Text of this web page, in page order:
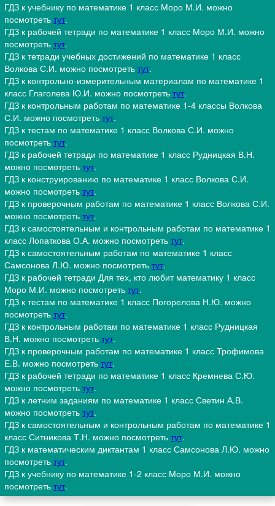
ГДЗ к учебнику по математике 1 класс Моро М.И. можно
посмотреть тут.
ГДЗ к рабочей тетради по математике 1 класс Моро М.И. можно
посмотреть тут.
ГДЗ к тетради учебных достижений по математике 1 класс
Волкова С.И. можно посмотреть тут.
ГДЗ к контрольно-измерительным материалам по математике 1
класс Глаголева Ю.И. можно посмотреть тут.
ГДЗ к контрольным работам по математике 1-4 классы Волкова
С.И. можно посмотреть тут.
ГДЗ к тестам по математике 1 класс Волкова С.И. можно
посмотреть тут.
ГДЗ к рабочей тетради по математике 1 класс Рудницкая В.Н.
можно посмотреть тут.
ГДЗ к конструированию по математике 1 класс Волкова С.И.
можно посмотреть тут.
ГДЗ к проверочным работам по математике 1 класс Волкова С.И.
можно посмотреть тут.
ГДЗ к самостоятельным и контрольным работам по математике 1
класс Лопаткова О.А. можно посмотреть тут.
ГДЗ к самостоятельным работам по математике 1 класс
Самсонова Л.Ю. можно посмотреть тут.
ГДЗ к рабочей тетради Для тех, кто любит математику 1 класс
Моро М.И. можно посмотреть тут.
ГДЗ к тестам по математике 1 класс Погорелова Н.Ю. можно
посмотреть тут.
ГДЗ к контрольным работам по математике 1 класс Рудницкая
В.Н. можно посмотреть тут.
ГДЗ к проверочным работам по математике 1 класс Трофимова
Е.В. можно посмотреть тут.
ГДЗ к рабочей тетради по математике 1 класс Кремнева С.Ю.
можно посмотреть тут.
ГДЗ к летним заданиям по математике 1 класс Светин А.В.
можно посмотреть тут.
ГДЗ к самостоятельным и контрольным работам по математике 1
класс Ситникова Т.Н. можно посмотреть тут.
ГДЗ к математическим диктантам 1 класс Самсонова Л.Ю. можно
посмотреть тут.
ГДЗ к учебнику по математике 1-2 класс Моро М.И. можно
посмотреть тут.